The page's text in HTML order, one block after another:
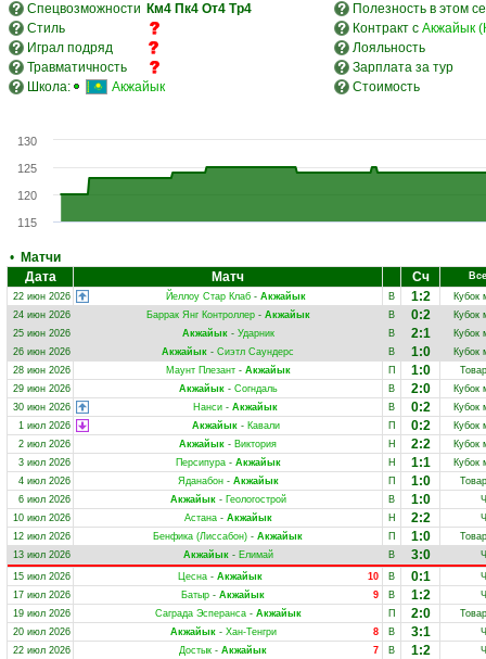
Спецвозможности Км4 Пк4 От4 Тр4
Полезность в этом
Стиль
Контракт с Акжайык
Играл подряд
Лояльность
Травматичность
Зарплата за тур
Школа:
Акжайык Стоимость
115
120
125
130
• Матчи
Дата
Матч Сч
22 июн 2026
Йеллоу Стар Клаб- Акжайык В 1:2
Кубок
24 июн 2026
Баррак Янг Контроллер- Акжайык В 0:2
Кубок
25 июн 2026
Акжайык- Ударник В 2:1
Кубок
26 июн 2026
Акжайык - Сиэтл Саундерс В 1:0
Кубок
28 июн 2026
Маунт Плезант- Акжайык П 1:0
29 июн 2026
Акжайык- Согндаль В 2:0
Кубок
30 июн 2026
Нанси - Акжайык В 0:2
Кубок
1 июл 2026
Акжайык- Кавали П 0:2
Кубок
2 июл 2026
Акжайык - Виктория Н 2:2
Кубок
3 июл 2026
Персипура- Акжайык Н 1:1
Кубок
4 июл 2026
Яданабон- Акжайык П 1:0
6 июл 2026
Акжайык- Геологострой В 1:0
10 июл 2026
Астана- Акжайык Н 2:2
12 июл 2026
Бенфика (Лиссабон) - Акжайык П 1:0
13 июл 2026
Акжайык- Елимай В 3:0
15 июл 2026
10
Цесна - Акжайык В 0:1
17 июл 2026
9
Батыр - Акжайык В 1:2
19 июл 2026
Саграда Эсперанса- Акжайык П 2:0
20 июл 2026
8
Акжайык- Хан-Тенгри В 3:1
22 июл 2026
7
Достык - Акжайык В 1:2